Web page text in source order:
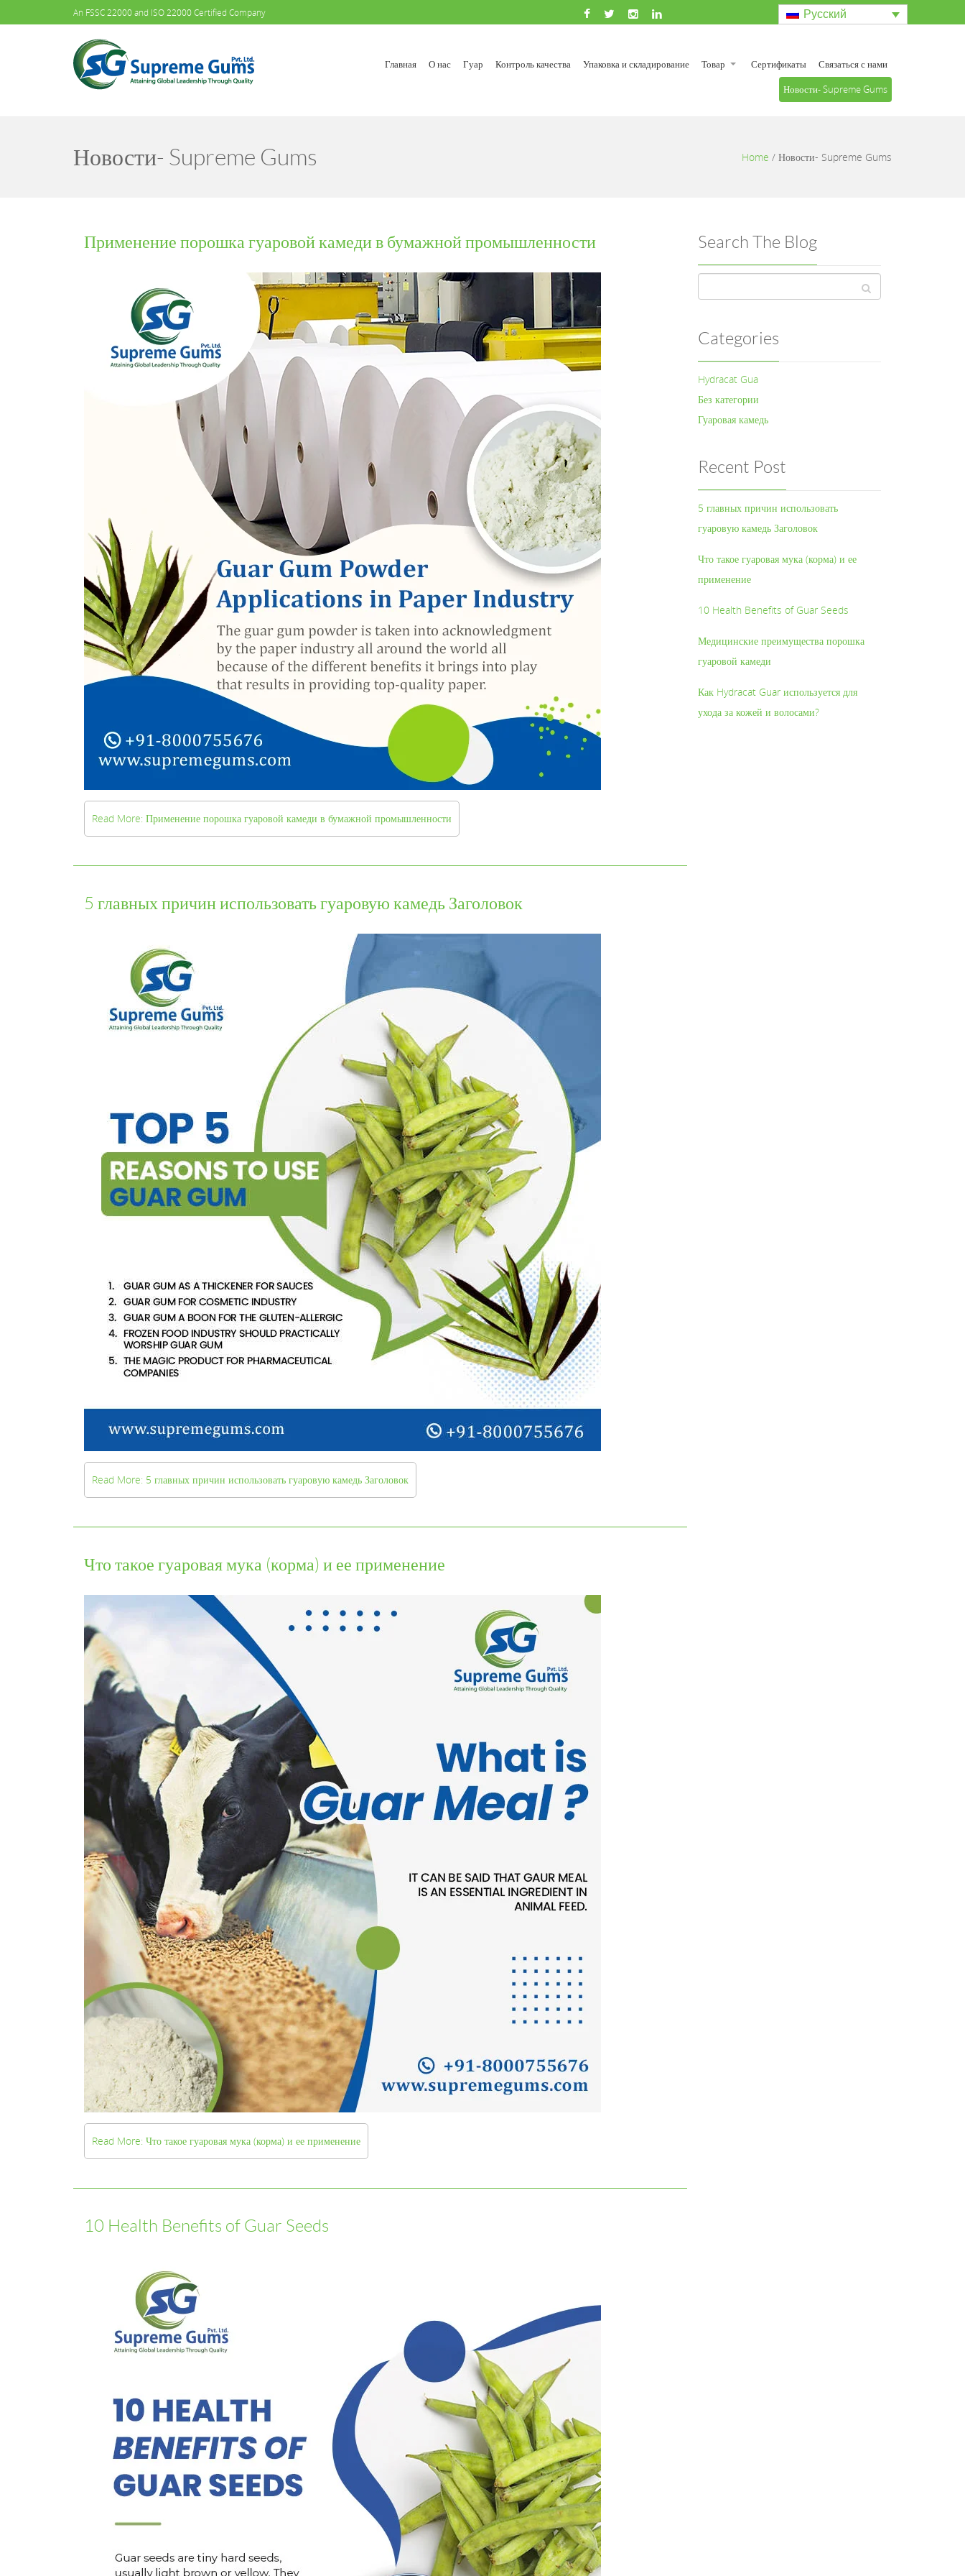
An FSSC 22000 and ISO 22000 Certified Company Русский
Главная О нас Гуар Контроль качества Упаковка и складирование Товар Сертификаты
Связаться с нами
Новости- Supreme Gums
Новости- Supreme Gums Home / Новости- Supreme Gums
Применение порошка гуаровой камеди в бумажной промышленности
Read More: Применение порошка гуаровой камеди в бумажной промышленности
5 главных причин использовать гуаровую камедь Заголовок
Read More: 5 главных причин использовать гуаровую камедь Заголовок
Что такое гуаровая мука (корма) и ее применение
Read More: Что такое гуаровая мука (корма) и ее применение
10 Health Benefits of Guar Seeds
Search The Blog
Categories
Hydracat Gua
Без категории
Гуаровая камедь
Recent Post
5 главных причин использовать
гуаровую камедь Заголовок
Что такое гуаровая мука (корма) и ее
применение
10 Health Benefits of Guar Seeds
Медицинские преимущества порошка
гуаровой камеди
Как Hydracat Guar используется для
ухода за кожей и волосами?